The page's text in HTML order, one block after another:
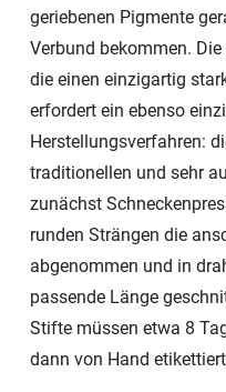
geriebenen Pigmente
Verbund bekommen.
die einen einzigartig
erfordert ein ebenso
Herstellungsverfahren:
traditionellen und sehr
zunächst
runden Strängen die
abgenommen und in
passende Länge
Stifte müssen etwa 8
dann von Hand